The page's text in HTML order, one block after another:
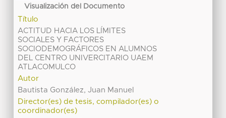
Visualización del Documento
Título
ACTITUD HACIA LOS LÍMITES
SOCIALES Y FACTORES
SOCIODEMOGRÁFICOS EN ALUMNOS
DEL CENTRO UNIVERCITARIO UAEM
ATLACOMULCO
Autor
Bautista González, Juan Manuel
Director(es) de tesis, compilador(es) o
coordinador(es)